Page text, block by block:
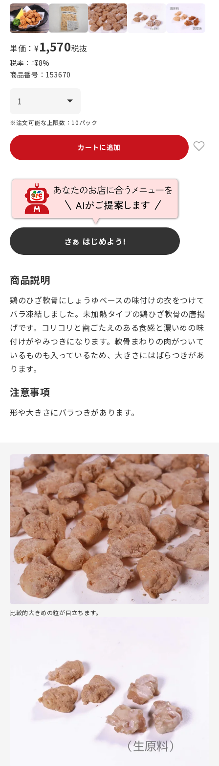
単価：¥1,570税抜
税率：軽8%
商品番号： 153670
※注文可能な上限数：10パック
カートに追加
さぁ はじめよう!
商品説明
鶏のひざ軟骨にしょうゆベースの味付けの衣をつけて
バラ凍結しました。未加熱タイプの鶏ひざ軟骨の唐揚
げです。コリコリと歯ごたえのある食感と濃いめの味
付けがやみつきになります。軟骨まわりの肉がついて
いるものも入っているため、大きさにはばらつきがあ
ります。
注意事項
形や大きさにバラつきがあります。
比較的大きめの粒が目立ちます。